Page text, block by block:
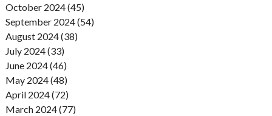
October 2024 (45)
September 2024 (54)
August 2024 (38)
July 2024 (33)
June 2024 (46)
May 2024 (48)
April 2024 (72)
March 2024 (77)